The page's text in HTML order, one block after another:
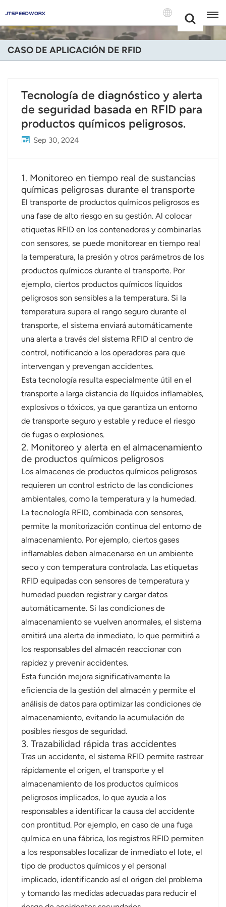
+86 -18681515767
English
Deutsch
Русский
Español
Português
Nederland
عربي
日语
한국어
Türk
Ελληνικά
Melayu
Polski
Tiếng Việt
Indonesia
norsk
magyar
CASO DE APLICACIÓN DE RFID
Tecnología de diagnóstico y alerta
de seguridad basada en RFID para
productos químicos peligrosos.
Sep 30, 2024
1. Monitoreo en tiempo real de sustancias
químicas peligrosas durante el transporte
El transporte de productos químicos peligrosos es
una fase de alto riesgo en su gestión. Al colocar
etiquetas RFID en los contenedores y combinarlas
con sensores, se puede monitorear en tiempo real
la temperatura, la presión y otros parámetros de los
productos químicos durante el transporte. Por
ejemplo, ciertos productos químicos líquidos
peligrosos son sensibles a la temperatura. Si la
temperatura supera el rango seguro durante el
transporte, el sistema enviará automáticamente
una alerta a través del sistema RFID al centro de
control, notificando a los operadores para que
intervengan y prevengan accidentes.
Esta tecnología resulta especialmente útil en el
transporte a larga distancia de líquidos inflamables,
explosivos o tóxicos, ya que garantiza un entorno
de transporte seguro y estable y reduce el riesgo
de fugas o explosiones.
2. Monitoreo y alerta en el almacenamiento
de productos químicos peligrosos
Los almacenes de productos químicos peligrosos
requieren un control estricto de las condiciones
ambientales, como la temperatura y la humedad.
La tecnología RFID, combinada con sensores,
permite la monitorización continua del entorno de
almacenamiento. Por ejemplo, ciertos gases
inflamables deben almacenarse en un ambiente
seco y con temperatura controlada. Las etiquetas
RFID equipadas con sensores de temperatura y
humedad pueden registrar y cargar datos
automáticamente. Si las condiciones de
almacenamiento se vuelven anormales, el sistema
emitirá una alerta de inmediato, lo que permitirá a
los responsables del almacén reaccionar con
rapidez y prevenir accidentes.
Esta función mejora significativamente la
eficiencia de la gestión del almacén y permite el
análisis de datos para optimizar las condiciones de
almacenamiento, evitando la acumulación de
posibles riesgos de seguridad.
3. Trazabilidad rápida tras accidentes
Tras un accidente, el sistema RFID permite rastrear
rápidamente el origen, el transporte y el
almacenamiento de los productos químicos
peligrosos implicados, lo que ayuda a los
responsables a identificar la causa del accidente
con prontitud. Por ejemplo, en caso de una fuga
química en una fábrica, los registros RFID permiten
a los responsables localizar de inmediato el lote, el
tipo de productos químicos y el personal
implicado, identificando así el origen del problema
y tomando las medidas adecuadas para reducir el